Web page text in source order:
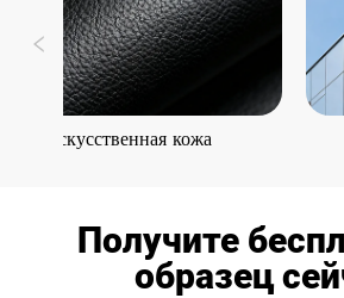
Искусственная кожа
Получите
образец